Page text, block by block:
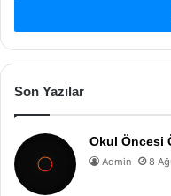
Son Yazılar
Okul Öncesi
Admin 8